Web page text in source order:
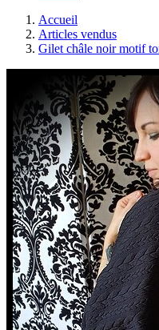
Accueil
Articles vendus
Gilet châle noir motif